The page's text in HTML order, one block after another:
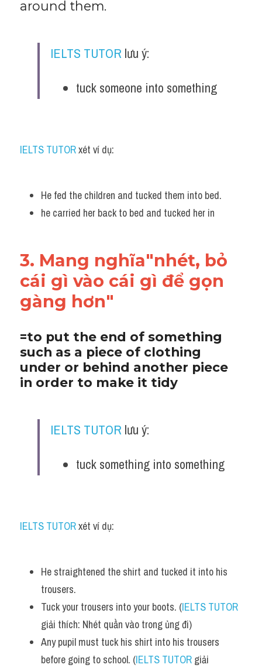
around them.
IELTS TUTOR lưu ý:
tuck someone into something
IELTS TUTOR xét ví dụ:
He fed the children and tucked them into bed.
he carried her back to bed and tucked her in
3. Mang nghĩa"nhét, bỏ
cái gì vào cái gì để gọn
gàng hơn"
=to put the end of something
such as a piece of clothing
under or behind another piece
in order to make it tidy
IELTS TUTOR lưu ý:
tuck something into something
IELTS TUTOR xét ví dụ:
He straightened the shirt and tucked it into his
trousers.
Tuck your trousers into your boots. (IELTS TUTOR
giải thích: Nhét quần vào trong ủng đi)
Any pupil must tuck his shirt into his trousers
before going to school. (IELTS TUTOR giải